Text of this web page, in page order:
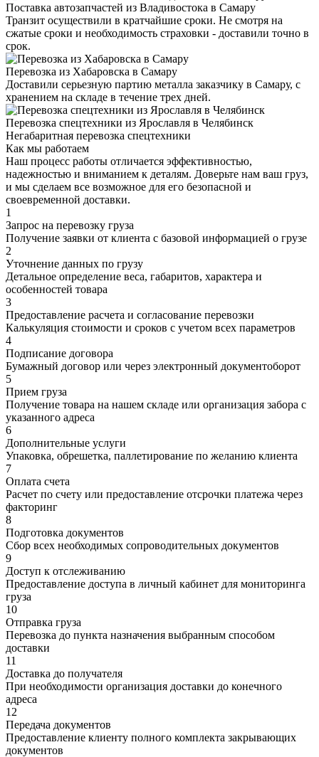
Поставка автозапчастей из Владивостока в Самару
Транзит осуществили в кратчайшие сроки. Не смотря на
сжатые сроки и необходимость страховки - доставили точно в
срок.
Перевозка из Хабаровска в Самару
Доставили серьезную партию металла заказчику в Самару, с
хранением на складе в течение трех дней.
Перевозка спецтехники из Ярославля в Челябинск
Негабаритная перевозка спецтехники
Как мы работаем
Наш процесс работы отличается эффективностью,
надежностью и вниманием к деталям. Доверьте нам ваш груз,
и мы сделаем все возможное для его безопасной и
своевременной доставки.
1
Запрос на перевозку груза
Получение заявки от клиента с базовой информацией о грузе
2
Уточнение данных по грузу
Детальное определение веса, габаритов, характера и
особенностей товара
3
Предоставление расчета и согласование перевозки
Калькуляция стоимости и сроков с учетом всех параметров
4
Подписание договора
Бумажный договор или через электронный документоборот
5
Прием груза
Получение товара на нашем складе или организация забора с
указанного адреса
6
Дополнительные услуги
Упаковка, обрешетка, паллетирование по желанию клиента
7
Оплата счета
Расчет по счету или предоставление отсрочки платежа через
факторинг
8
Подготовка документов
Сбор всех необходимых сопроводительных документов
9
Доступ к отслеживанию
Предоставление доступа в личный кабинет для мониторинга
груза
10
Отправка груза
Перевозка до пункта назначения выбранным способом
доставки
11
Доставка до получателя
При необходимости организация доставки до конечного
адреса
12
Передача документов
Предоставление клиенту полного комплекта закрывающих
документов